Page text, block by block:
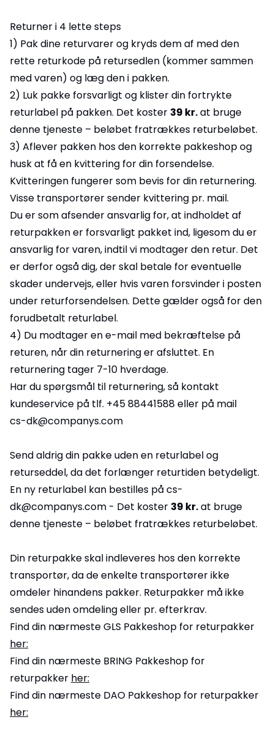
Returner i 4 lette steps
1) Pak dine returvarer og kryds dem af med den
rette returkode på retursedlen (kommer sammen
med varen) og læg den i pakken.
2) Luk pakke forsvarligt og klister din fortrykte
returlabel på pakken. Det koster 39 kr.at bruge
denne tjeneste – beløbet fratrækkes returbeløbet.
3) Aflever pakken hos den korrekte pakkeshop og
husk at få en kvittering for din forsendelse.
Kvitteringen fungerer som bevis for din returnering.
Visse transportører sender kvittering pr. mail.
Du er som afsender ansvarlig for, at indholdet af
returpakken er forsvarligt pakket ind, ligesom du er
ansvarlig for varen, indtil vi modtager den retur. Det
er derfor også dig, der skal betale for eventuelle
skader undervejs, eller hvis varen forsvinder i posten
under returforsendelsen. Dette gælder også for den
forudbetalt returlabel.
4) Du modtager en e-mail med bekræftelse på
returen, når din returnering er afsluttet. En
returnering tager 7-10 hverdage.
Har du spørgsmål til returnering, så kontakt
kundeservice på tlf. +45 88441588 eller på mail
cs-dk@companys.com
Send aldrig din pakke uden en returlabel og
returseddel, da det forlænger returtiden betydeligt.
En ny returlabel kan bestilles på cs-
dk@companys.com - Det koster 39 kr.at bruge
denne tjeneste – beløbet fratrækkes returbeløbet.
Din returpakke skal indleveres hos den korrekte
transportør, da de enkelte transportører ikke
omdeler hinandens pakker. Returpakker må ikke
sendes uden omdeling eller pr. efterkrav.
Find din nærmeste GLS Pakkeshop for returpakker
her:
Find din nærmeste BRING Pakkeshop for
returpakker her:
Find din nærmeste DAO Pakkeshop for returpakker
her: